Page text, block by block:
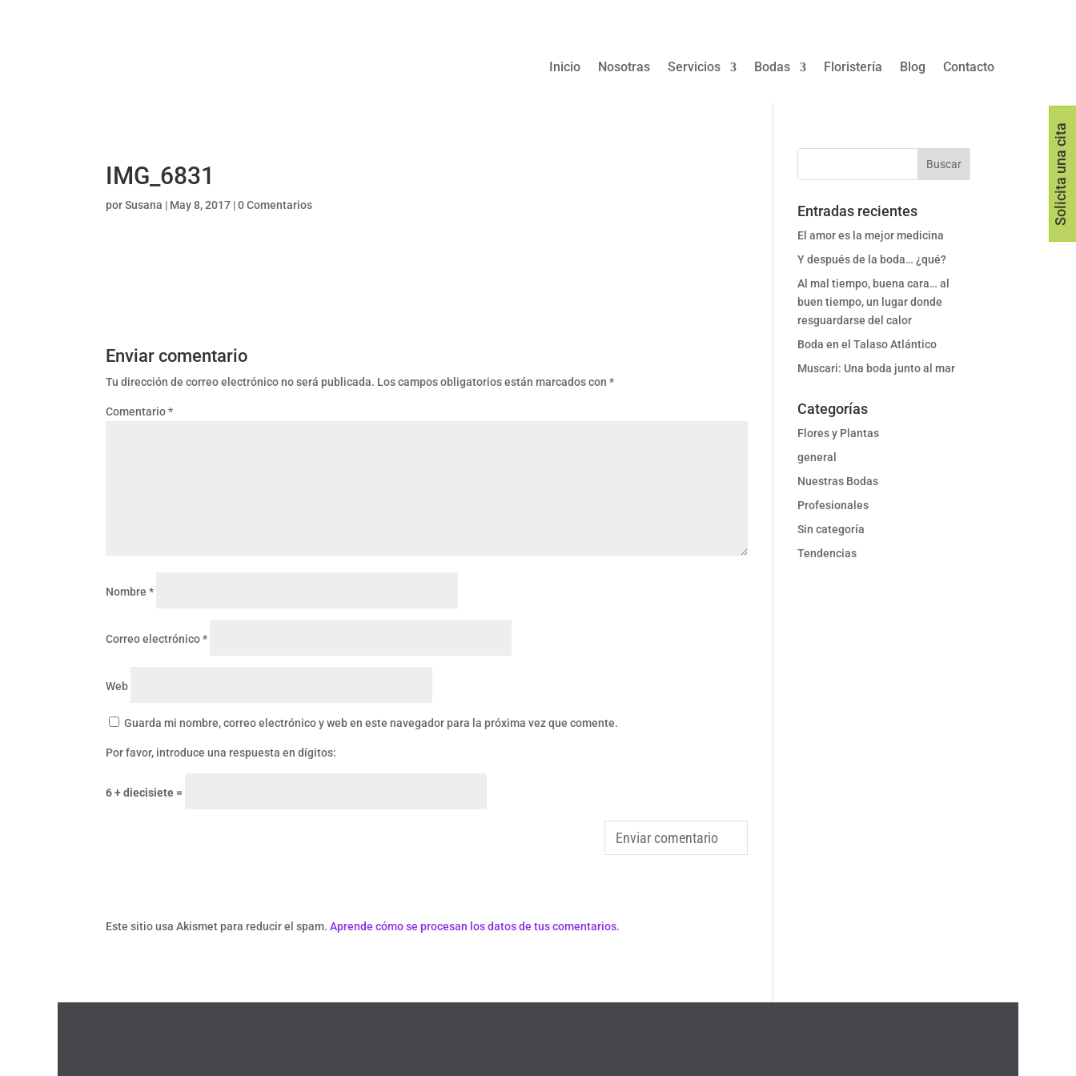
Inicio Nosotras Servicios Bodas Floristería Blog Contacto
IMG_6831
porSusana | May 8, 2017 |0 Comentarios
Enviar comentario
Tu dirección de correo electrónico no será publicada. Los campos obligatorios están marcados con *
Comentario*
Nombre *
Correo electrónico*
Web
Guarda mi nombre, correo electrónico y web en este navegador para la próxima vez que comente.
Por favor, introduce una respuesta en dígitos:
6 + diecisiete =
Este sitio usa Akismet para reducir el spam. Aprende cómo se procesan los datos de tus comentarios.
Entradas recientes
El amor es la mejor medicina
Y después de la boda… ¿qué?
Al mal tiempo, buena cara… al
buen tiempo, un lugar donde
resguardarse del calor
Boda en el Talaso Atlántico
Muscari: Una boda junto al mar
Categorías
Flores y Plantas
general
Nuestras Bodas
Profesionales
Sin categoría
Tendencias
Solicita una cita